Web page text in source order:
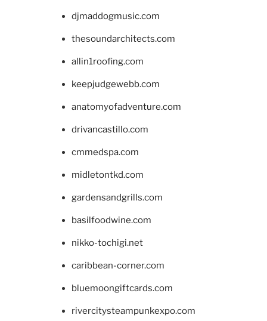
djmaddogmusic.com
thesoundarchitects.com
allin1roofing.com
keepjudgewebb.com
anatomyofadventure.com
drivancastillo.com
cmmedspa.com
midletontkd.com
gardensandgrills.com
basilfoodwine.com
nikko-tochigi.net
caribbean-corner.com
bluemoongiftcards.com
rivercitysteampunkexpo.com